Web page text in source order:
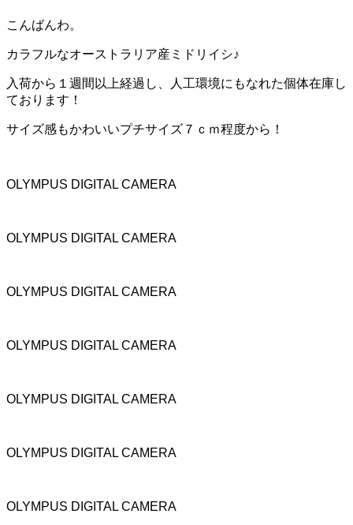
こんばんわ。
カラフルなオーストラリア産ミドリイシ♪
入荷から１週間以上経過し、人工環境にもなれた個体在庫し
ております！
サイズ感もかわいいプチサイズ７ｃｍ程度から！
OLYMPUS DIGITAL CAMERA
OLYMPUS DIGITAL CAMERA
OLYMPUS DIGITAL CAMERA
OLYMPUS DIGITAL CAMERA
OLYMPUS DIGITAL CAMERA
OLYMPUS DIGITAL CAMERA
OLYMPUS DIGITAL CAMERA